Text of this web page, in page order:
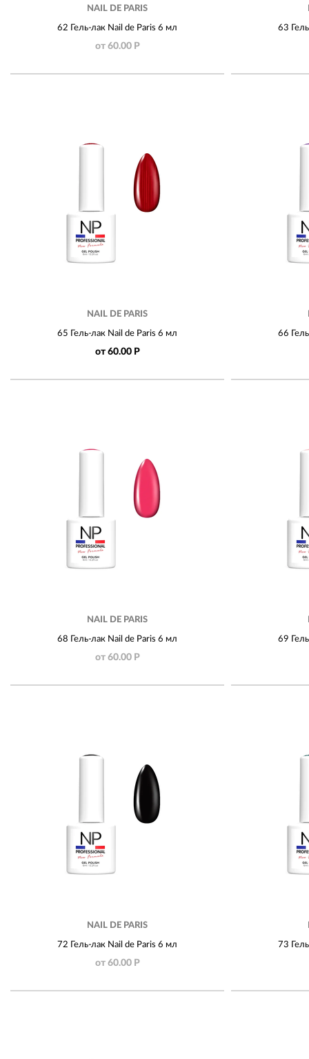
NAIL DE PARIS
62 Гель-лак Nail de Paris 6 мл
от 60.00 Р
63
NAIL DE PARIS
65 Гель-лак Nail de Paris 6 мл
от 60.00 Р
66
NAIL DE PARIS
68 Гель-лак Nail de Paris 6 мл
от 60.00 Р
69
NAIL DE PARIS
72 Гель-лак Nail de Paris 6 мл
от 60.00 Р
73